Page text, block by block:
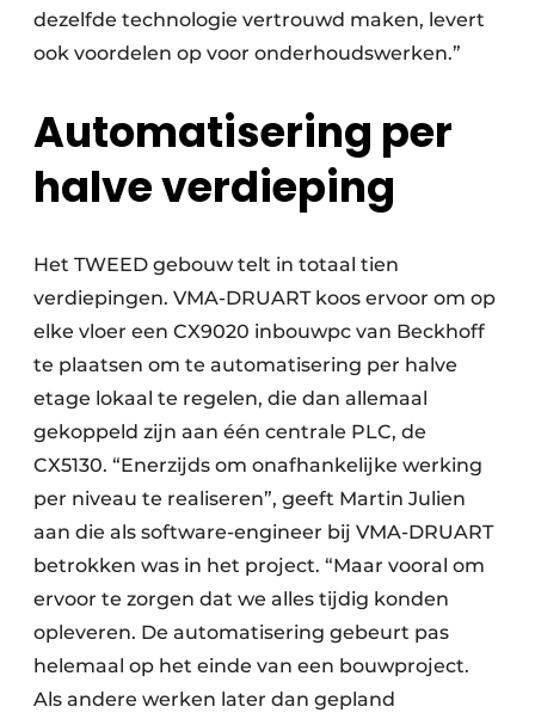
dezelfde technologie vertrouwd maken, levert
ook voordelen op voor onderhoudswerken.”
Automatisering per
halve verdieping
Het TWEED gebouw telt in totaal tien
verdiepingen. VMA-DRUART koos ervoor om op
elke vloer een CX9020 inbouwpc van Beckhoff
te plaatsen om te automatisering per halve
etage lokaal te regelen, die dan allemaal
gekoppeld zijn aan één centrale PLC, de
CX5130. “Enerzijds om onafhankelijke werking
per niveau te realiseren”, geeft Martin Julien
aan die als software-engineer bij VMA-DRUART
betrokken was in het project. “Maar vooral om
ervoor te zorgen dat we alles tijdig konden
opleveren. De automatisering gebeurt pas
helemaal op het einde van een bouwproject.
Als andere werken later dan gepland